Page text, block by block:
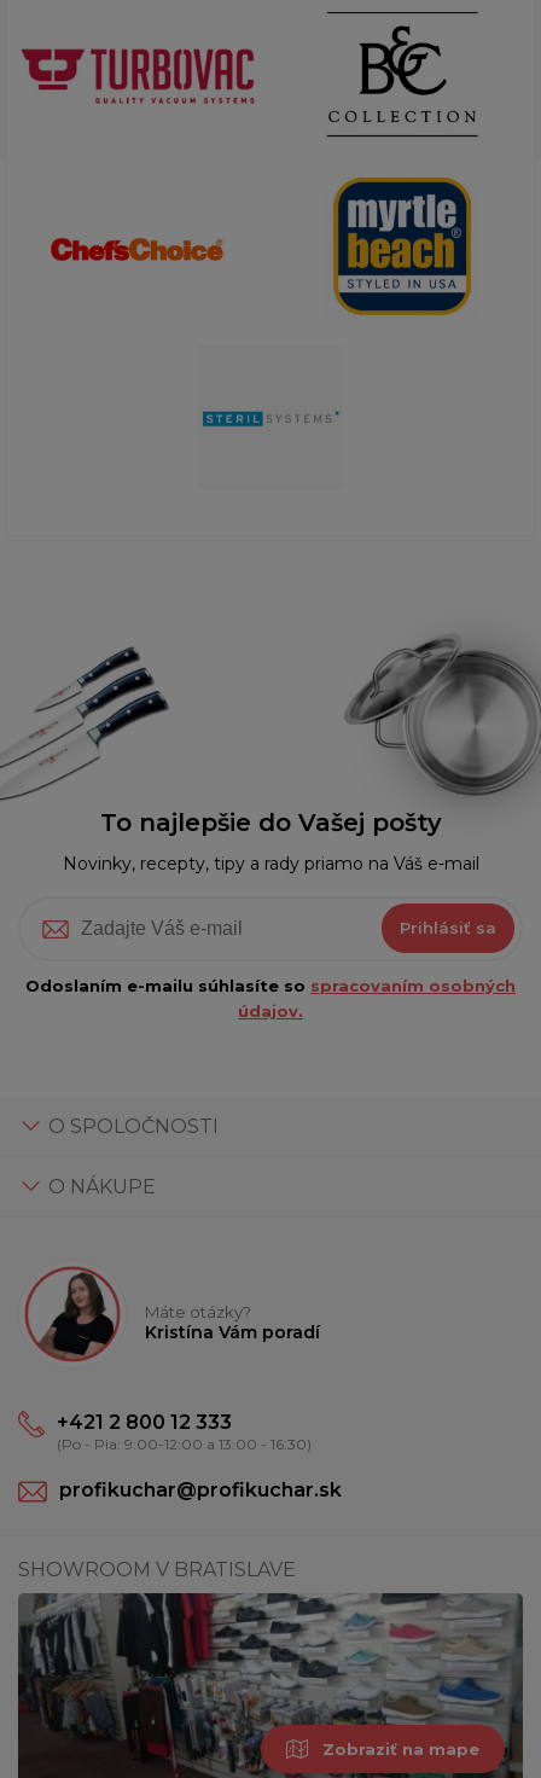
To najlepšie do Vašej pošty
Novinky, recepty, tipy a rady priamo na Váš e-mail
Prihlásiť sa
Odoslaním e-mailu súhlasíte so spracovaním osobných
údajov.
O SPOLOČNOSTI
O NÁKUPE
Máte otázky?
Kristína Vám poradí
+421 2 800 12 333
(Po - Pia: 9:00-12:00 a 13:00 - 16:30)
profikuchar@profikuchar.sk
SHOWROOM V BRATISLAVE
Zobraziť na mape